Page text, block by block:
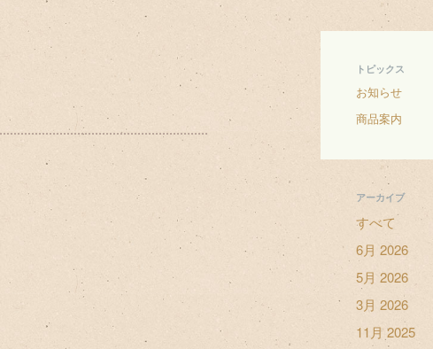
トピックス
お知らせ
商品案内
アーカイブ
すべて
6月 2026
5月 2026
3月 2026
11月 2025